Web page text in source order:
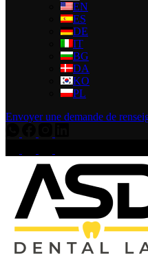
EN
ES
DE
IT
BG
DA
KO
PL
Envoyer une demande de